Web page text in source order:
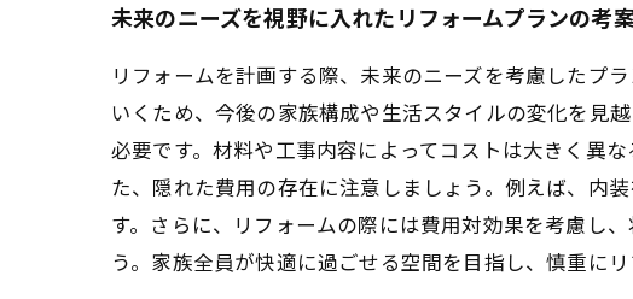
未来のニーズを視野に入れたリフォームプランの考
リフォームを計画する際、未来のニーズを考慮したプ
いくため、今後の家族構成や生活スタイルの変化を見
必要です。材料や工事内容によってコストは大きく異
た、隠れた費用の存在に注意しましょう。例えば、内
す。さらに、リフォームの際には費用対効果を考慮し
う。家族全員が快適に過ごせる空間を目指し、慎重に